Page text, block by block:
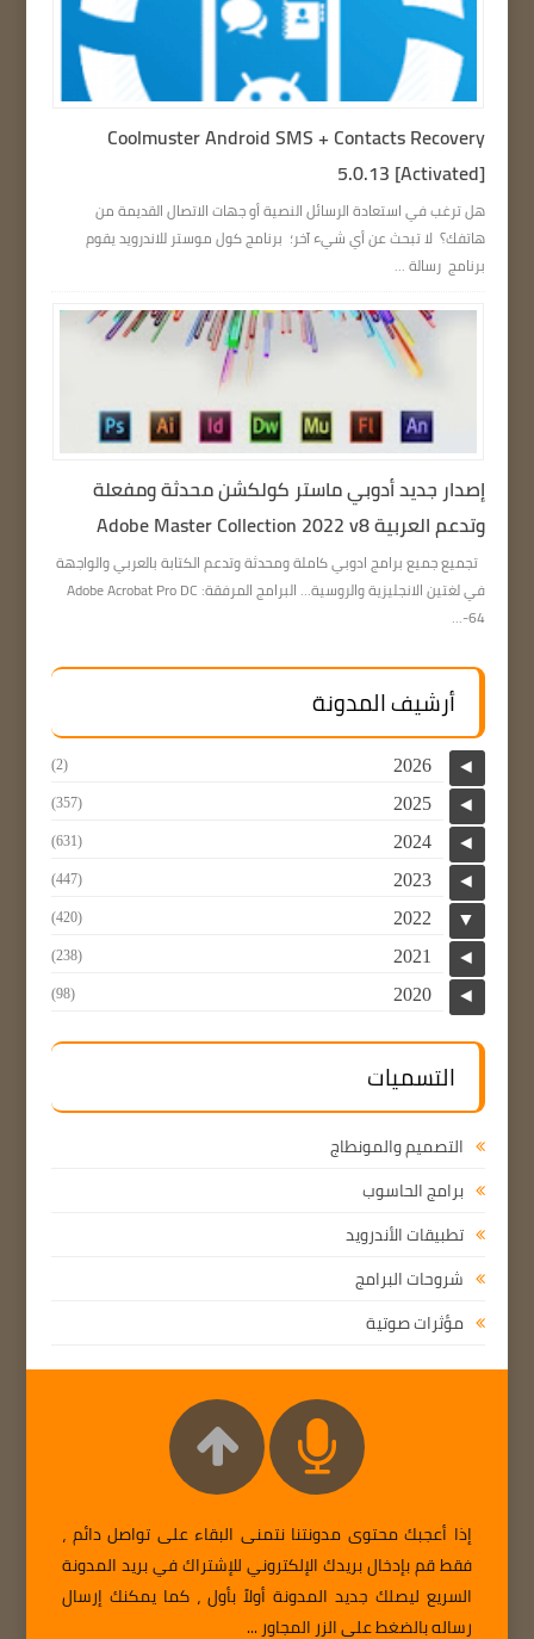
Coolmuster Android SMS + Contacts Recovery
5.0.13 [Activated]
هل ترغب في استعادة الرسائل النصية أو جهات الاتصال القديمة من
هاتفك؟ لا تبحث عن أي شيء آخر؛ برنامج كول موستر للاندرويد يقوم
برنامج رسالة ...
إصدار جديد أدوبي ماستر كولكشن محدثة ومفعلة
وتدعم العربية Adobe Master Collection 2022 v8
تجميع جميع برامج ادوبي كاملة ومحدثة وتدعم الكتابة بالعربي والواجهة
في لغتين الانجليزية والروسية… البرامج المرفقة: Adobe Acrobat Pro DC
64-...
أرشيف المدونة
◄
2026
(2)
◄
2025
(357)
◄
2024
(631)
◄
2023
(447)
▼
2022
(420)
◄
2021
(238)
◄
2020
(98)
التسميات
التصميم والمونطاج
برامج الحاسوب
تطبيقات الأندرويد
شروحات البرامج
مؤثرات صوتية
إذا أعجبك محتوى مدونتنا نتمنى البقاء على تواصل دائم ،
فقط قم بإدخال بريدك الإلكتروني للإشتراك في بريد المدونة
السريع ليصلك جديد المدونة أولاً بأول ، كما يمكنك إرسال
رساله بالضغط على الزر المجاور ...